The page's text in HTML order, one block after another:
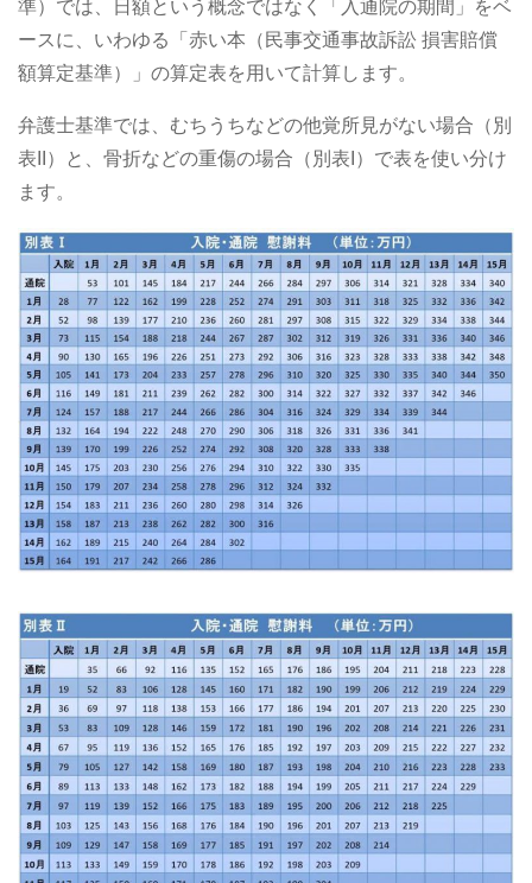
準）では、日額という概念ではなく「入通院の期間」をベ
ースに、いわゆる「赤い本（民事交通事故訴訟 損害賠償
額算定基準）」の算定表を用いて計算します。
弁護士基準では、むちうちなどの他覚所見がない場合（別
表II）と、骨折などの重傷の場合（別表I）で表を使い分け
ます。